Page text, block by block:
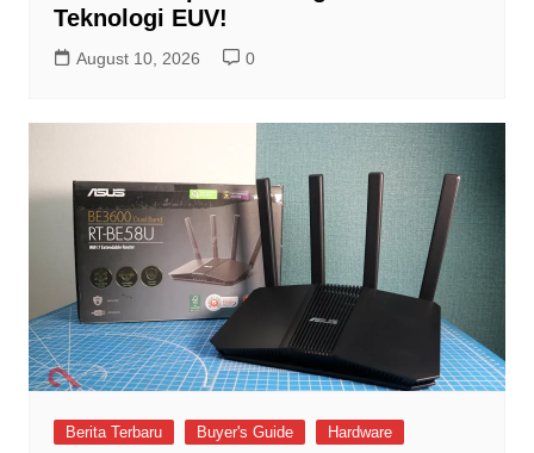
Teknologi EUV!
August 10, 2026 0
Berita Terbaru Buyer's Guide
Hardware